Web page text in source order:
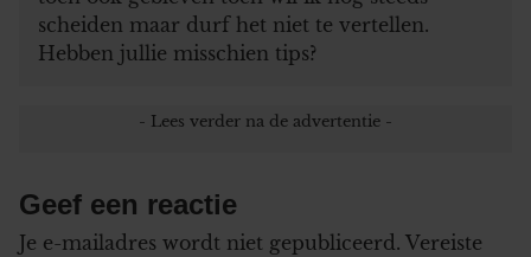
scheiden maar durf het niet te vertellen.
Hebben jullie misschien tips?
Geef een reactie
Je e-mailadres wordt niet gepubliceerd. Vereiste